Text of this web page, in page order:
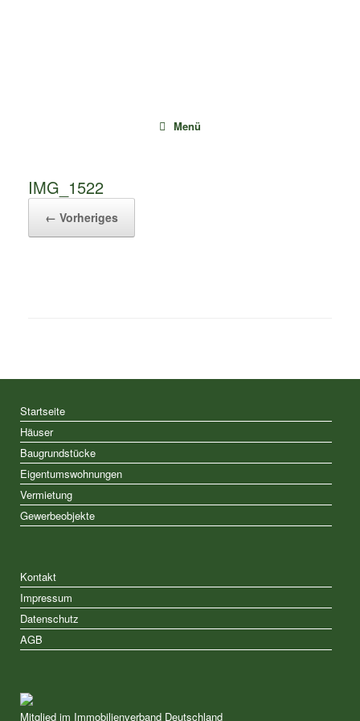
Menü
IMG_1522
← Vorheriges
Startseite
Häuser
Baugrundstücke
Eigentumswohnungen
Vermietung
Gewerbeobjekte
Kontakt
Impressum
Datenschutz
AGB
Mitglied im Immobilienverband Deutschland